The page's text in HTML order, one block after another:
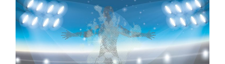
SPORT COMPÉTITIONS FOOTBALL JEUNESSE & SPORTS